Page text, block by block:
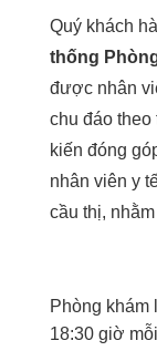
Quý khách
thống
được nhân
chu đáo
kiến đóng
nhân viên y
cầu thị,
Phòng khám
18:30 giờ